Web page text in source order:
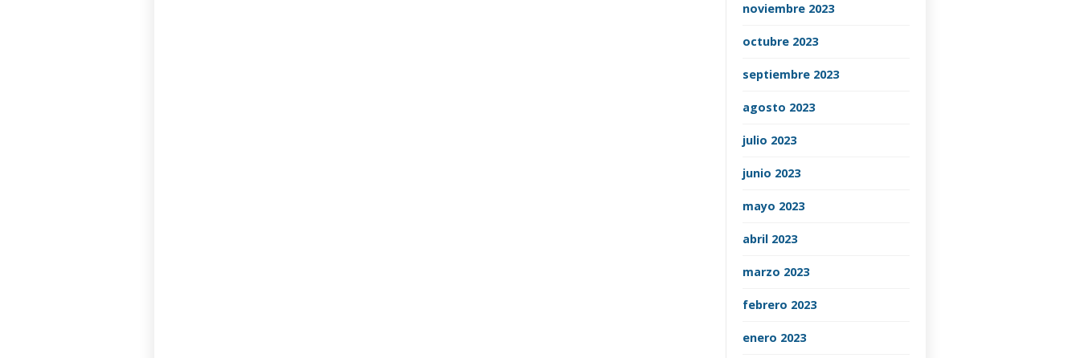
noviembre 2023
octubre 2023
septiembre 2023
agosto 2023
julio 2023
junio 2023
mayo 2023
abril 2023
marzo 2023
febrero 2023
enero 2023